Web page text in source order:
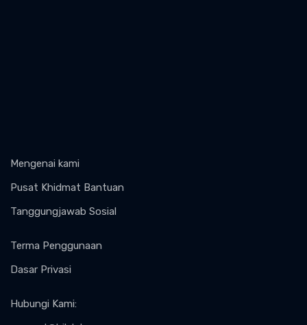
Mengenai kami
Pusat Khidmat Bantuan
Tanggungjawab Sosial
Terma Penggunaan
Dasar Privasi
Hubungi Kami: